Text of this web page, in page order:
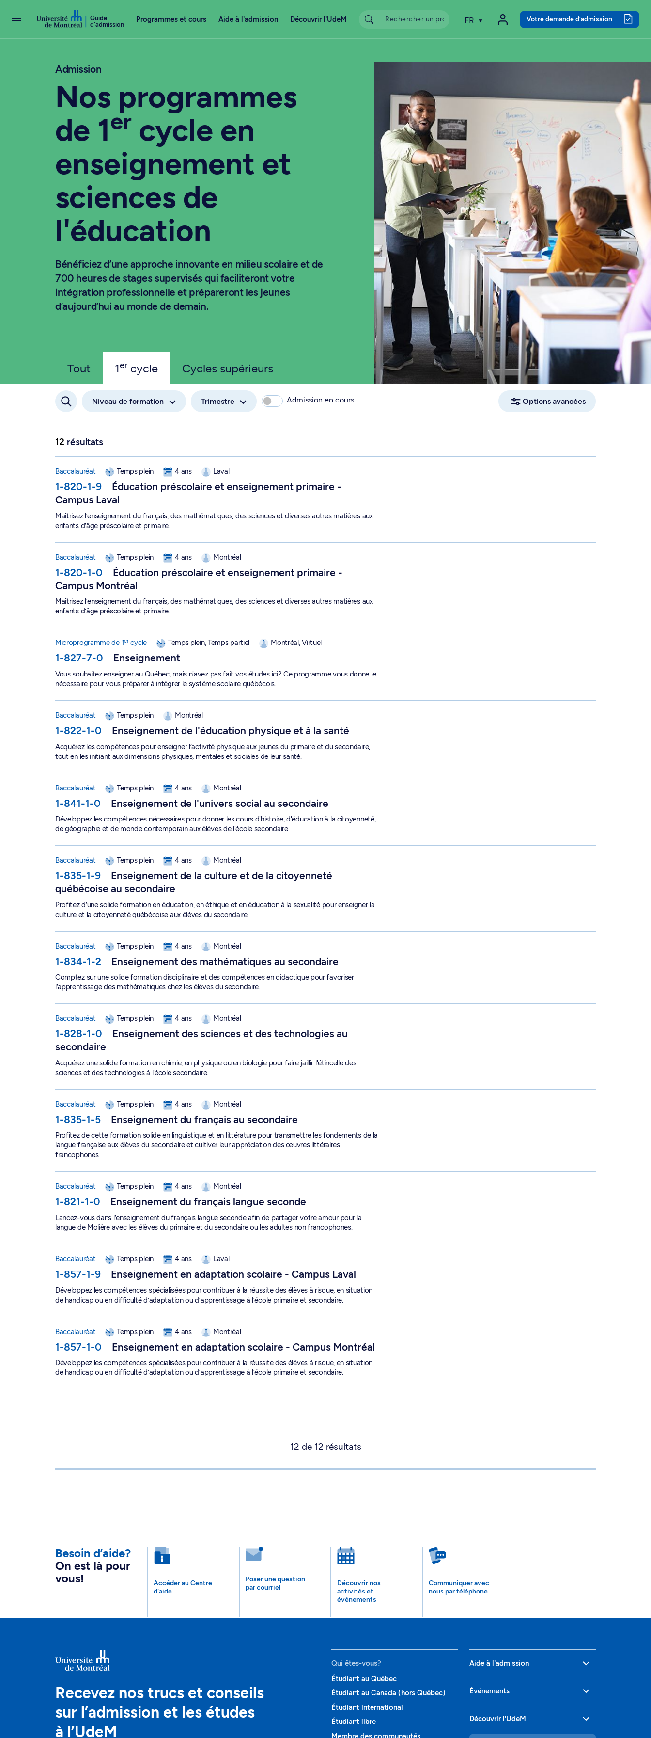
Guide
d'admission
Programmes et cours Aide à l'admission Découvrir l'UdeM FR Votre demande d’admission
Admission
Nos programmes
de 1er cycle en
enseignement et
sciences de
l'éducation
Bénéficiez d’une approche innovante en milieu scolaire et de
700 heures de stages supervisés qui faciliteront votre
intégration professionnelle et prépareront les jeunes
d’aujourd’hui au monde de demain.
Tout 1er cycle Cycles supérieurs
Niveau de formation Trimestre Admission en cours Options avancées
12 résultats
Baccalauréat Temps plein 4 ans Laval
1-820-1-9
Éducation préscolaire et enseignement primaire -
Campus Laval
Maîtrisez l’enseignement du français, des mathématiques, des sciences et diverses autres matières aux
enfants d’âge préscolaire et primaire.
Baccalauréat Temps plein 4 ans Montréal
1-820-1-0
Éducation préscolaire et enseignement primaire -
Campus Montréal
Maîtrisez l’enseignement du français, des mathématiques, des sciences et diverses autres matières aux
enfants d’âge préscolaire et primaire.
er
Microprogramme de 1ercycle Temps plein, Temps partiel Montréal, Virtuel
1-827-7-0 Enseignement
Vous souhaitez enseigner au Québec, mais n'avez pas fait vos études ici? Ce programme vous donne le
nécessaire pour vous préparer à intégrer le système scolaire québécois.
Baccalauréat Temps plein Montréal
1-822-1-0 Enseignement de l'éducation physique et à la santé
Acquérez les compétences pour enseigner l’activité physique aux jeunes du primaire et du secondaire,
tout en les initiant aux dimensions physiques, mentales et sociales de leur santé.
Baccalauréat Temps plein 4 ans Montréal
1-841-1-0 Enseignement de l'univers social au secondaire
Développez les compétences nécessaires pour donner les cours d'histoire, d'éducation à la citoyenneté,
de géographie et de monde contemporain aux élèves de l'école secondaire.
Baccalauréat Temps plein 4 ans Montréal
1-835-1-9
Enseignement de la culture et de la citoyenneté
québécoise au secondaire
Profitez d’une solide formation en éducation, en éthique et en éducation à la sexualité pour enseigner la
culture et la citoyenneté québécoise aux élèves du secondaire.
Baccalauréat Temps plein 4 ans Montréal
1-834-1-2 Enseignement des mathématiques au secondaire
Comptez sur une solide formation disciplinaire et des compétences en didactique pour favoriser
l’apprentissage des mathématiques chez les élèves du secondaire.
Baccalauréat Temps plein 4 ans Montréal
1-828-1-0
Enseignement des sciences et des technologies au
secondaire
Acquérez une solide formation en chimie, en physique ou en biologie pour faire jaillir l'étincelle des
sciences et des technologies à l'école secondaire.
Baccalauréat Temps plein 4 ans Montréal
1-835-1-5 Enseignement du français au secondaire
Profitez de cette formation solide en linguistique et en littérature pour transmettre les fondements de la
langue française aux élèves du secondaire et cultiver leur appréciation des œuvres littéraires
francophones.
Baccalauréat Temps plein 4 ans Montréal
1-821-1-0 Enseignement du français langue seconde
Lancez-vous dans l’enseignement du français langue seconde afin de partager votre amour pour la
langue de Molière avec les élèves du primaire et du secondaire ou les adultes non francophones.
Baccalauréat Temps plein 4 ans Laval
1-857-1-9 Enseignement en adaptation scolaire - Campus Laval
Développez les compétences spécialisées pour contribuer à la réussite des élèves à risque, en situation
de handicap ou en difficulté d’adaptation ou d’apprentissage à l’école primaire et secondaire.
Baccalauréat Temps plein 4 ans Montréal
1-857-1-0 Enseignement en adaptation scolaire - Campus Montréal
Développez les compétences spécialisées pour contribuer à la réussite des élèves à risque, en situation
de handicap ou en difficulté d’adaptation ou d’apprentissage à l’école primaire et secondaire.
12 de 12 résultats
Besoin d’aide?
On est là pour
vous!
Accéder au Centre
d'aide
Poser une question
par courriel
Découvrir nos
activités et
événements
Communiquer avec
nous par téléphone
Recevez nos trucs et conseils
sur l’admission et les études
à l’UdeM
Qui êtes-vous?
Étudiant au Québec
Étudiant au Canada (hors Québec)
Étudiant international
Étudiant libre
Membre des communautés
Aide à l'admission
Événements
Découvrir l'UdeM